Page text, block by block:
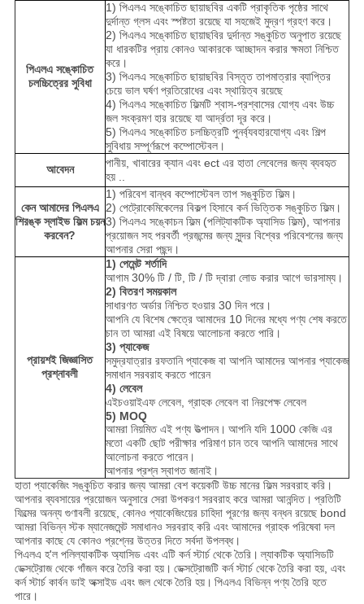
পিএলএ সঙ্কোচিত
চলচ্চিত্রের সুবিধা
1) পিএলএ সঙ্কোচিত ছায়াছবির একটি প্রাকৃতিক পৃষ্ঠের সাথে
দুর্দান্ত গ্লস এবং স্পষ্টতা রয়েছে যা সহজেই মুদ্রণ গ্রহণ করে।
2) পিএলএ সঙ্কোচিত ছায়াছবির দুর্দান্ত সঙ্কুচিত অনুপাত রয়েছে
যা ধারকটির প্রায় কোনও আকারকে আচ্ছাদন করার ক্ষমতা নিশ্চিত
করে।
3) পিএলএ সঙ্কোচিত ছায়াছবির বিস্তৃত তাপমাত্রার ব্যাপ্তির
চেয়ে ভাল ঘর্ষণ প্রতিরোধের এবং স্থায়িত্ব রয়েছে
4) পিএলএ সঙ্কোচিত ফিল্মটি শ্বাস-প্রশ্বাসের যোগ্য এবং উচ্চ
জল সংক্রমণ হার রয়েছে যা আর্দ্রতা দূর করে।
5) পিএলএ সঙ্কোচিত চলচ্চিত্রটি পুনর্ব্যবহারযোগ্য এবং শিল্প
সুবিধায় সম্পূর্ণরূপে কম্পোস্টেবল।
আবেদন
পানীয়, খাবারের ক্যান এবং ect এর হাতা লেবেলের জন্য ব্যবহৃত
হয় ..
কেন আমাদের পিএলএ
শিরঙ্ক স্লাইভ ফিল্ম চয়ন
করবেন?
1) পরিবেশ বান্ধব কম্পোস্টেবল তাপ সঙ্কুচিত ফিল্ম।
2) পেট্রোকেমিকেলের বিকল্প হিসাবে কর্ন ভিত্তিক সঙ্কুচিত ফিল্ম।
3) পিএলএ সঙ্কোচন ফিল্ম (পলিট্যাকটিক অ্যাসিড ফিল্ম), আপনার
প্রয়োজন সহ পরবর্তী প্রজন্মের জন্য সুন্দর বিশ্বের পরিবেশনের জন্য
আপনার সেরা পছন্দ।
প্রায়শই জিজ্ঞাসিত
প্রশ্নাবলী
1) পেমেন্ট শর্তাদি
আগাম 30% টি / টি, টি / টি দ্বারা লোড করার আগে ভারসাম্য।
2) বিতরণ সময়কাল
সাধারণত অর্ডার নিশ্চিত হওয়ার 30 দিন পরে।
আপনি যে বিশেষ ক্ষেত্রে আমাদের 10 দিনের মধ্যে পণ্য শেষ করতে
চান তা আমরা এই বিষয়ে আলোচনা করতে পারি।
3) প্যাকেজ
সমুদ্রযাত্রার রফতানি প্যাকেজ বা আপনি আমাদের আপনার প্যাকেজ
সমাধান সরবরাহ করতে পারেন
4) লেবেল
এইচওয়াইএফ লেবেল, গ্রাহক লেবেল বা নিরপেক্ষ লেবেল
5) MOQ
আমরা নিয়মিত এই পণ্য উত্পাদন। আপনি যদি 1000 কেজি এর
মতো একটি ছোট পরীক্ষার পরিমাণ চান তবে আপনি আমাদের সাথে
আলোচনা করতে পারেন।
আপনার প্রশ্ন স্বাগত জানাই।
হাতা প্যাকেজিং সঙ্কুচিত করার জন্য আমরা বেশ কয়েকটি উচ্চ মানের ফিল্ম সরবরাহ করি।
আপনার ব্যবসায়ের প্রয়োজন অনুসারে সেরা উপকরণ সরবরাহ করে আমরা আনন্দিত। প্রতিটি
ফিল্মের অনন্য গুণাবলী রয়েছে, কোনও প্যাকেজিংয়ের চাহিদা পূরণের জন্য বন্ধন রয়েছে bond
আমরা বিভিন্ন স্টক ম্যানেজমেন্ট সমাধানও সরবরাহ করি এবং আমাদের গ্রাহক পরিষেবা দল
আপনার কাছে যে কোনও প্রশ্নের উত্তর দিতে সর্বদা উপলব্ধ।
পিএলএ হ'ল পলিল্যাকটিক অ্যাসিড এবং এটি কর্ন স্টার্চ থেকে তৈরি। ল্যাকটিক অ্যাসিডটি
ডেক্সট্রোজ থেকে গাঁজন করে তৈরি করা হয়। ডেক্সট্রোজটি কর্ন স্টার্চ থেকে তৈরি করা হয়, এবং
কর্ন স্টার্চ কার্বন ডাই অক্সাইড এবং জল থেকে তৈরি হয়। পিএলএ বিভিন্ন পণ্য তৈরি হতে
পারে।